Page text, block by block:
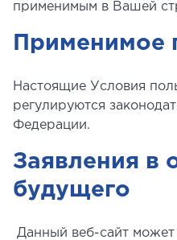
применимым в Вашей
Применимое
Настоящие Условия
регулируются
Федерации.
Заявления в
будущего
Данный веб-сайт может